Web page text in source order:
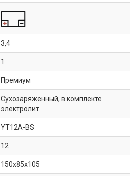
3,4
1
Премиум
Сухозаряженный, в комплекте
электролит
YT12A-BS
12
150x85x105